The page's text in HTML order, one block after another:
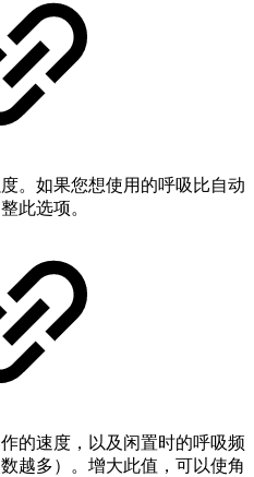
。如果您想使用的呼吸比自动
此选项。
的速度，以及闲置时的呼吸频
越多）。增大此值，可以使角